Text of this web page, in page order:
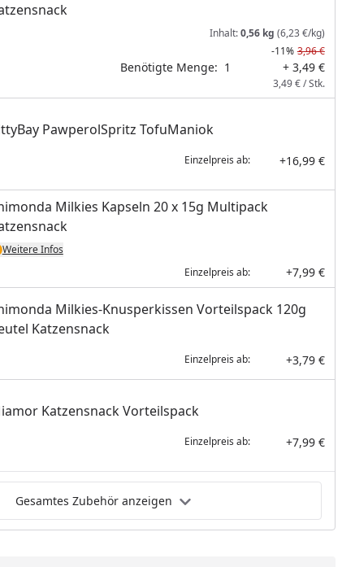
Inhalt:0,56 kg (6,23 €/kg)
-11% 3,96 €
Benötigte Menge: 1 + 3,49 €
3,49 € / Stk.
PawperolSpritz TofuManiok
Einzelpreis ab: +16,99 €
Milkies Kapseln 20 x 15g Multipack
Weitere Infos
Einzelpreis ab:
+7,99 €
Milkies-Knusperkissen Vorteilspack 120g
Katzensnack
Einzelpreis ab: +3,79 €
Katzensnack Vorteilspack
Einzelpreis ab: +7,99 €
Gesamtes Zubehör anzeigen